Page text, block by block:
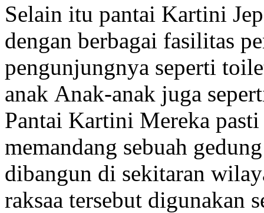
Selain itu pantai Kartini
dengan berbagai fasilitas
pengunjungnya seperti
anak Anak-anak juga
Pantai Kartini Mereka
memandang sebuah
dibangun di sekitaran
raksaa tersebut digunakan